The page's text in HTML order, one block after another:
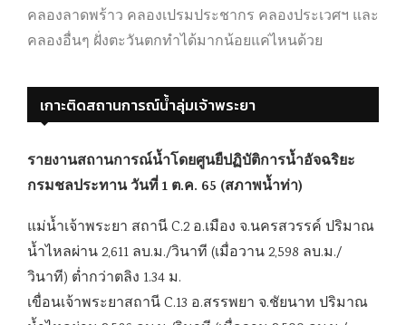
คลองลาดพร้าว คลองเปรมประชากร คลองประเวศฯ และ
คลองอื่นๆ ฝั่งตะวันตกทำได้มากน้อยแค่ไหนด้วย
เกาะติดสถานการณ์น้ำลุ่มเจ้าพระยา
รายงานสถานการณ์น้ำโดยศูนยืปฏิบัติการน้ำอัจฉริยะ
กรมชลประทาน วันที่ 1 ต.ค. 65 (สภาพน้ำท่า)
แม่น้ำเจ้าพระยา สถานี C.2 อ.เมือง จ.นครสวรรค์ ปริมาณ
น้ำไหลผ่าน 2,611 ลบ.ม./วินาที (เมื่อวาน 2,598 ลบ.ม./
วินาที) ต่ำกว่าตลิง 1.34 ม.
เขื่อนเจ้าพระยาสถานี C.13 อ.สรรพยา จ.ชัยนาท ปริมาณ